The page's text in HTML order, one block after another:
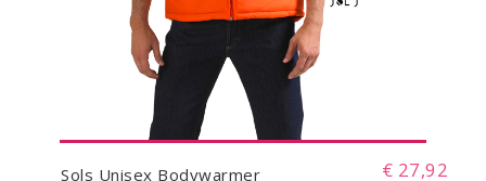
Sols Unisex Bodywarmer € 27,92